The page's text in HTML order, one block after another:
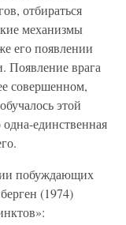
отбираться
механизмы
его появлении
Появление врага
совершенном,
этой
единственная
побуждающих
(1974)